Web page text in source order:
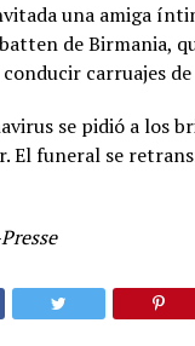
una amiga
de Birmania,
carruajes
se pidió a los
El funeral se